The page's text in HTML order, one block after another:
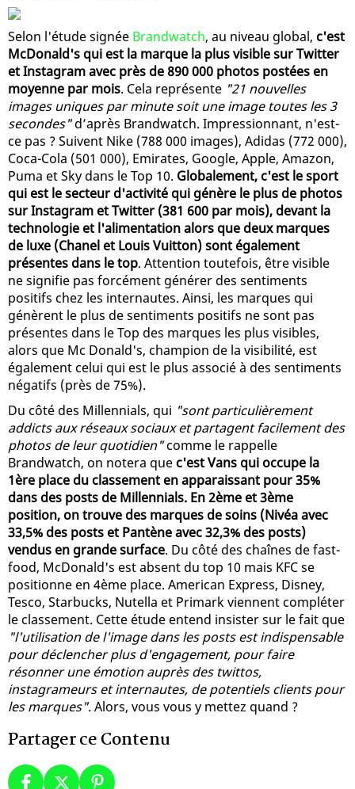
Selon l'étude signée Brandwatch, au niveau global, c'est
McDonald's qui est la marque la plus visible sur Twitter
et Instagram avec près de 890 000 photos postées en
moyenne par mois. Cela représente "21 nouvelles
images uniques par minute soit une image toutes les 3
secondes"d’après Brandwatch. Impressionnant, n'est-
ce pas ? Suivent Nike (788 000 images), Adidas (772 000),
Coca-Cola (501 000), Emirates, Google, Apple, Amazon,
Puma et Sky dans le Top 10. Globalement, c'est le sport
qui est le secteur d'activité qui génère le plus de photos
sur Instagram et Twitter (381 600 par mois), devant la
technologie et l'alimentation alors que deux marques
de luxe (Chanel et Louis Vuitton) sont également
présentes dans le top. Attention toutefois, être visible
ne signifie pas forcément générer des sentiments
positifs chez les internautes. Ainsi, les marques qui
génèrent le plus de sentiments positifs ne sont pas
présentes dans le Top des marques les plus visibles,
alors que Mc Donald's, champion de la visibilité, est
également celui qui est le plus associé à des sentiments
négatifs (près de 75%).
Du côté des Millennials, qui "sont particulièrement
addicts aux réseaux sociaux et partagent facilement des
photos de leur quotidien"comme le rappelle
Brandwatch, on notera que c'est Vans qui occupe la
1ère place du classement en apparaissant pour 35%
dans des posts de Millennials. En 2ème et 3ème
position, on trouve des marques de soins (Nivéa avec
33,5% des posts et Pantène avec 32,3% des posts)
vendus en grande surface. Du côté des chaînes de fast-
food, McDonald's est absent du top 10 mais KFC se
positionne en 4ème place. American Express, Disney,
Tesco, Starbucks, Nutella et Primark viennent compléter
le classement. Cette étude entend insister sur le fait que
"l'utilisation de l'image dans les posts est indispensable
pour déclencher plus d'engagement, pour faire
résonner une émotion auprès des twittos,
instagrameurs et internautes, de potentiels clients pour
les marques". Alors, vous vous y mettez quand ?
Partager ce Contenu